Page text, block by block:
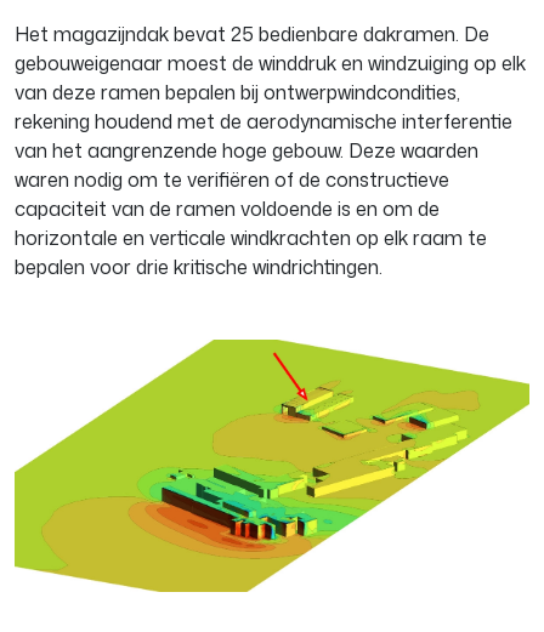
Het magazijndak bevat 25 bedienbare dakramen. De
gebouweigenaar moest de winddruk en windzuiging op elk
van deze ramen bepalen bij ontwerpwindcondities,
rekening houdend met de aerodynamische interferentie
van het aangrenzende hoge gebouw. Deze waarden
waren nodig om te verifiëren of de constructieve
capaciteit van de ramen voldoende is en om de
horizontale en verticale windkrachten op elk raam te
bepalen voor drie kritische windrichtingen.